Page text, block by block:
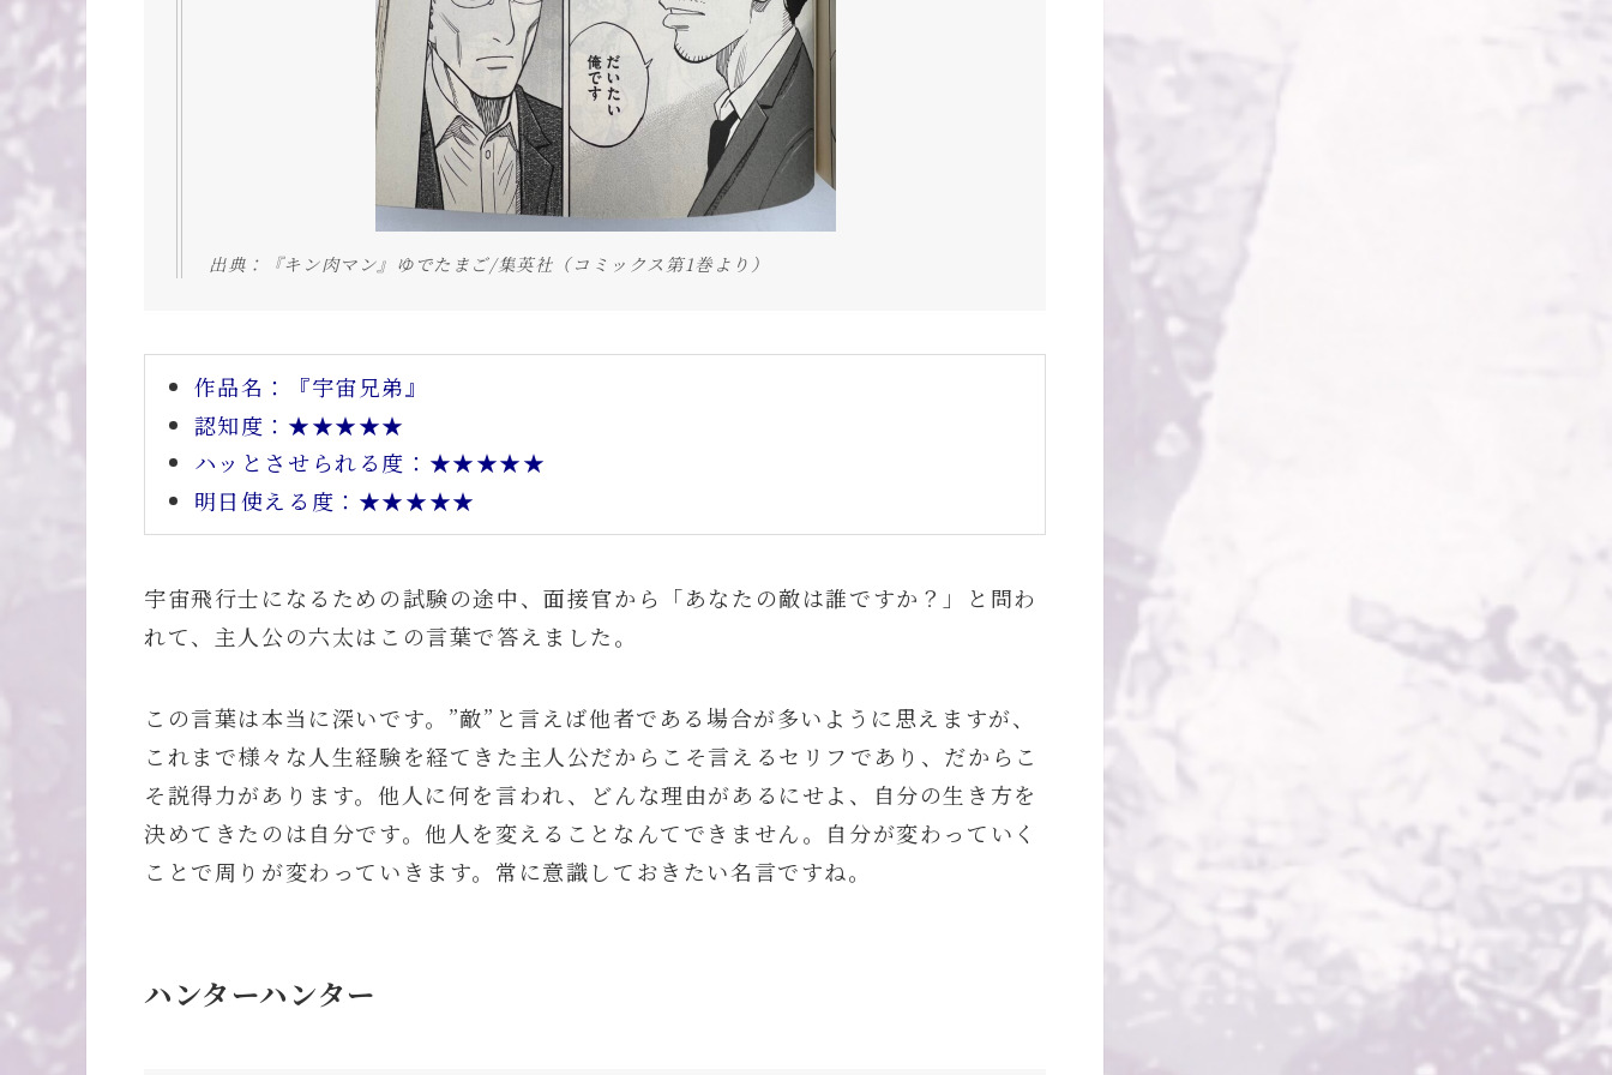
出典：『キン肉マン』ゆでたまご/集英社（コミックス第1巻より）
作品名：『宇宙兄弟』
認知度：★★★★★
ハッとさせられる度：★★★★★
明日使える度：★★★★★
宇宙飛行士になるための試験の途中、面接官から「あなたの敵は誰ですか？」と問わ
れて、主人公の六太はこの言葉で答えました。
この言葉は本当に深いです。”敵”と言えば他者である場合が多いように思えますが、
これまで様々な人生経験を経てきた主人公だからこそ言えるセリフであり、だからこ
そ説得力があります。他人に何を言われ、どんな理由があるにせよ、自分の生き方を
決めてきたのは自分です。他人を変えることなんてできません。自分が変わっていく
ことで周りが変わっていきます。常に意識しておきたい名言ですね。
ハンターハンター